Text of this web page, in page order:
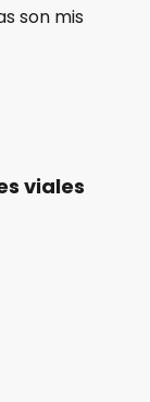
son mis
viales